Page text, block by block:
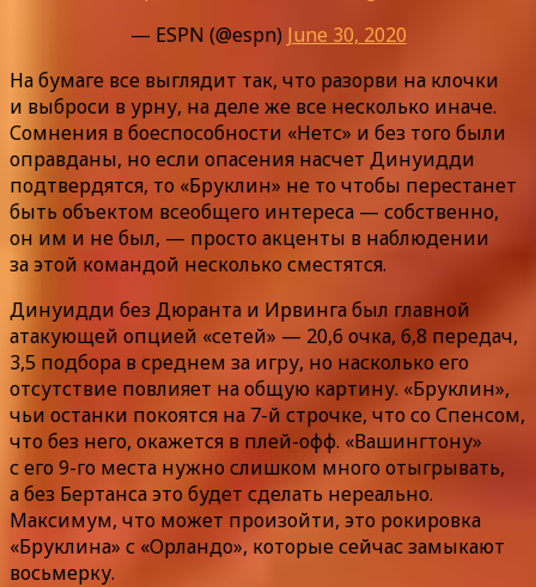
— ESPN (@espn) June 30, 2020
На бумаге все выглядит так, что разорви на клочки
и выброси в урну, на деле же все несколько иначе.
Сомнения в боеспособности «Нетс» и без того были
оправданы, но если опасения насчет Динуидди
подтвердятся, то «Бруклин» не то чтобы перестанет
быть объектом всеобщего интереса — собственно,
он им и не был, — просто акценты в наблюдении
за этой командой несколько сместятся.
Динуидди без Дюранта и Ирвинга был главной
атакующей опцией «сетей» — 20,6 очка, 6,8 передач,
3,5 подбора в среднем за игру, но насколько его
отсутствие повлияет на общую картину. «Бруклин»,
чьи останки покоятся на 7-й строчке, что со Спенсом,
что без него, окажется в плей-офф. «Вашингтону»
с его 9-го места нужно слишком много отыгрывать,
а без Бертанса это будет сделать нереально.
Максимум, что может произойти, это рокировка
«Бруклина» с «Орландо», которые сейчас замыкают
восьмерку.